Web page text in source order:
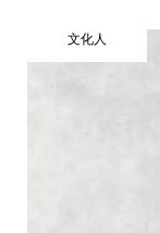
文化人